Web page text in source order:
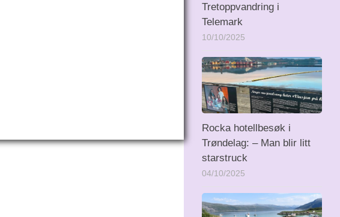
Tretoppvandring i
Telemark
10/10/2025
Rocka hotellbesøk i
Trøndelag: – Man blir litt
starstruck
04/10/2025